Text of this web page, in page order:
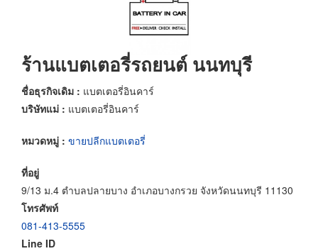
ร้านแบตเตอรี่รถยนต์ นนทบุรี
ชื่อธุรกิจเดิม : แบตเตอรี่อินคาร์
บริษัทแม่ : แบตเตอรี่อินคาร์
หมวดหมู่ : ขายปลีกแบตเตอรี่
ที่อยู่
9/13 ม.4 ตำบลปลายบาง อำเภอบางกรวย จังหวัดนนทบุรี 11130
โทรศัพท์
081-413-5555
Line ID